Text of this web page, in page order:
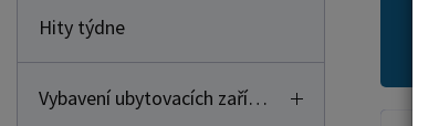
Hity týdne
Vybavení ubytovacích zařízení